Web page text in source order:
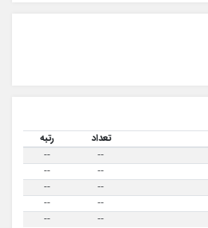
تعداد
رتبه
--
--
--
--
--
--
--
--
--
--